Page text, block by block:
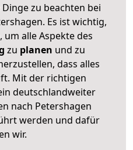
zu beachten bei
Es ist wichtig,
um alle Aspekte des
zu planen und zu
dass alles
Mit der richtigen
deutschlandweiter
nach Petershagen
werden und dafür
wir.